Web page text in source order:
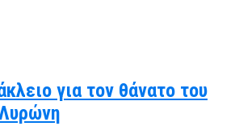
για τον θάνατο του